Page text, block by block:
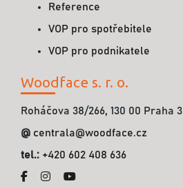
Reference
VOP pro spotřebitele
VOP pro podnikatele
Woodface s. r. o.
Roháčova 38/266, 130 00 Praha 3
@ centrala@woodface.cz
tel.: +420 602 408 636